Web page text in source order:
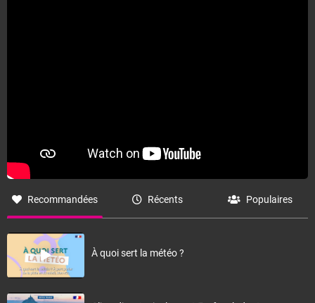
Recommandées Récents Populaires
À quoi sert la météo ?